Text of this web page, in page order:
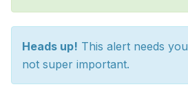
Heads up! This alert needs
not super important.